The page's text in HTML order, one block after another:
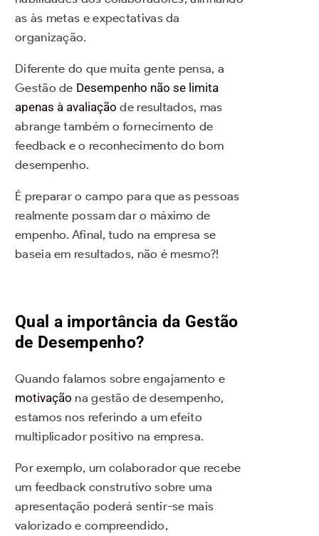
as às metas e expectativas da
organização.
Diferente do que muita gente pensa, a
Gestão de Desempenho não se limita
apenas à avaliação de resultados, mas
abrange também o fornecimento de
feedback e o reconhecimento do bom
desempenho.
É preparar o campo para que as pessoas
realmente possam dar o máximo de
empenho. Afinal, tudo na empresa se
baseia em resultados, não é mesmo?!
Qual a importância da Gestão
de Desempenho?
Quando falamos sobre engajamento e
motivação na gestão de desempenho,
estamos nos referindo a um efeito
multiplicador positivo na empresa.
Por exemplo, um colaborador que recebe
um feedback construtivo sobre uma
apresentação poderá sentir-se mais
valorizado e compreendido,